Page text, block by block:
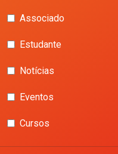
Associado
Estudante
Notícias
Eventos
Cursos